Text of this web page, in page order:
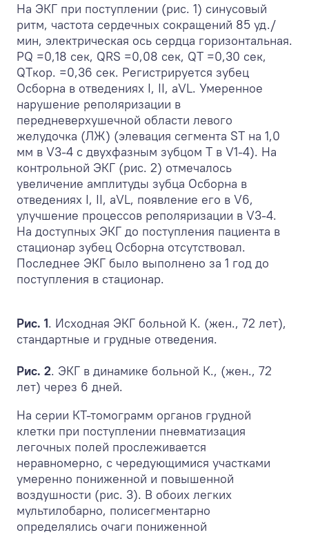
На ЭКГ при поступлении (рис. 1) синусовый
ритм, частота сердечных сокращений 85 уд./
мин, электрическая ось сердца горизонтальная.
PQ =0,18 сек, QRS =0,08 сек, QT =0,30 сек,
QTкор. =0,36 сек. Регистрируется зубец
Осборна в отведениях I, II, aVL. Умеренное
нарушение реполяризации в
передневерхушечной области левого
желудочка (ЛЖ) (элевация сегмента ST на 1,0
мм в V3-4 c двухфазным зубцом Т в V1-4). На
контрольной ЭКГ (рис. 2) отмечалось
увеличение амплитуды зубца Осборна в
отведениях I, II, aVL, появление его в V6,
улучшение процессов реполяризации в V3-4.
На доступных ЭКГ до поступления пациента в
стационар зубец Осборна отсутствовал.
Последнее ЭКГ было выполнено за 1 год до
поступления в стационар.
Рис. 1. Исходная ЭКГ больной К. (жен., 72 лет),
стандартные и грудные отведения.
Рис. 2. ЭКГ в динамике больной К., (жен., 72
лет) через 6 дней.
На серии КТ-томограмм органов грудной
клетки при поступлении пневматизация
легочных полей прослеживается
неравномерно, с чередующимися участками
умеренно пониженной и повышенной
воздушности (рис. 3). В обоих легких
мультилобарно, полисегментарно
определялись очаги пониженной